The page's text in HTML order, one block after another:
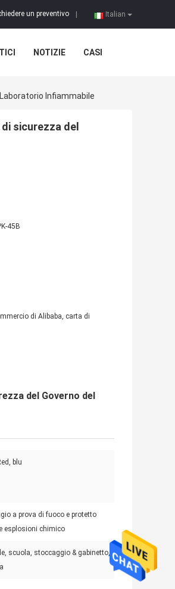
Italian
un preventivo
NOTIZIE CASI
Infiammabile
sicurezza del
45B
di Alibaba, carta di
del Governo del
blu
a prova di fuoco e protetto
esplosioni chimico
scuola, stoccaggio & gabinetto,